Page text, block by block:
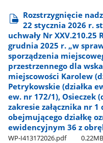
Rozstrzygnięcie
22 stycznia 2026 r.
uchwały Nr XXV.210.25
grudnia 2025 r. „w
sporządzenia
przestrzennego dla
miejscowości Karolew
Petrykowskie (działka
ew. nr 172/1), Osieczek
zakresie załącznika nr
obejmującego działkę
ewidencyjnym 36 z
WP-I413172026.pdf 0.22MB